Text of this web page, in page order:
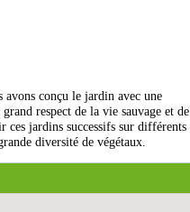
avons conçu le jardin avec une
respect de la vie sauvage et de
ces jardins successifs sur différents
diversité de végétaux.